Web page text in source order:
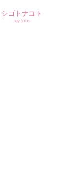
シゴトナコト
my jobs